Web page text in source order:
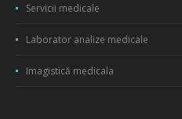
Servicii medicale
Laborator analize medicale
Imagistică medicala